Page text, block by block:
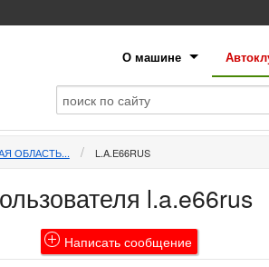
О машине
ОБЛАСТЬ... L.A.E66RUS
l.a.e66rus
Написатьсообщение